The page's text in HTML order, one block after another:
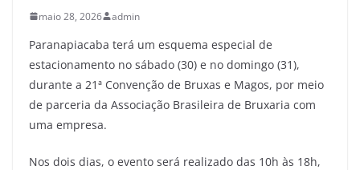
maio 28, 2026 admin
Paranapiacaba terá um esquema especial de
estacionamento no sábado (30) e no domingo (31),
durante a 21ª Convenção de Bruxas e Magos, por meio
de parceria da Associação Brasileira de Bruxaria com
uma empresa.
Nos dois dias, o evento será realizado das 10h às 18h,